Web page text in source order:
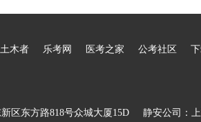
土木者 乐考网 医考之家 公考社区
区东方路818号众城大厦15D 静安公司：